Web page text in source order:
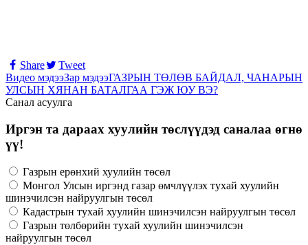
Share
Tweet
Видео мэдээЗар мэдээГАЗРЫН ТӨЛӨВ БАЙДАЛ, ЧАНАРЫН
УЛСЫН ХЯНАН БАТАЛГАА ГЭЖ ЮУ ВЭ?
Санал асуулга
Иргэн та дараах хуулийн төслүүдэд саналаа өгнө
үү!
Газрын ерөнхий хуулийн төсөл
Монгол Улсын иргэнд газар өмчлүүлэх тухай хуулийн
шинэчилсэн найруулгын төсөл
Кадастрын тухай хуулийн шинэчилсэн найруулгын төсөл
Газрын төлбөрийн тухай хуулийн шинэчилсэн
найруулгын төсөл